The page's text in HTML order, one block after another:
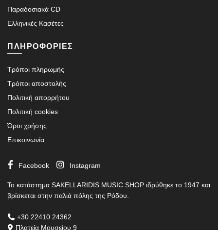
Παραδοσιακά CD
Ελληνικές Κασέτες
ΠΛΗΡΟΦΟΡΙΕΣ
Τρόποι πληρωμής
Τρόποι αποστολής
Πολιτική απορρήτου
Πολιτική cookies
Όροι χρήσης
Επικοινωνία
Facebook Instagram
Το κατάστημα SAKELLARIDIS MUSIC SHOP ιδρύθηκε το 1947 και
βρίσκεται στην παλιά πόλης της Ρόδου.
+30 22410 24362
Πλατεία Μουσείου 9